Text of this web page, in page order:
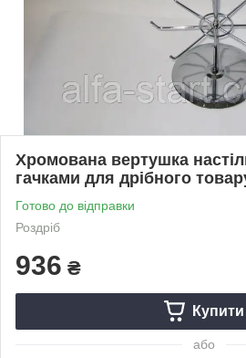
Хромована вертушка
гачками для дрібного
Готово до відправки
Роздріб
936 ₴
Купити
або